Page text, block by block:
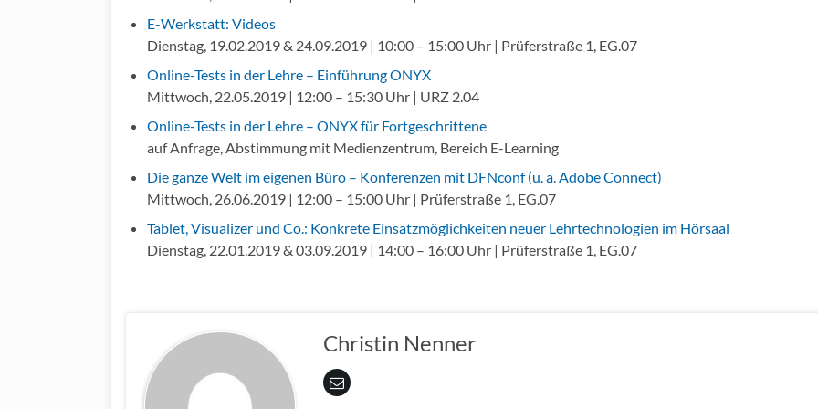
E-Werkstatt: Videos
Dienstag, 19.02.2019 & 24.09.2019 | 10:00 – 15:00 Uhr | Prüferstraße 1, EG.07
Online-Tests in der Lehre – Einführung ONYX
Mittwoch, 22.05.2019 | 12:00 – 15:30 Uhr | URZ 2.04
Online-Tests in der Lehre – ONYX für Fortgeschrittene
auf Anfrage, Abstimmung mit Medienzentrum, Bereich E-Learning
Die ganze Welt im eigenen Büro – Konferenzen mit DFNconf (u. a. Adobe Connect)
Mittwoch, 26.06.2019 | 12:00 – 15:00 Uhr | Prüferstraße 1, EG.07
Tablet, Visualizer und Co.: Konkrete Einsatzmöglichkeiten neuer Lehrtechnologien im Hörsaal
Dienstag, 22.01.2019 & 03.09.2019 | 14:00 – 16:00 Uhr | Prüferstraße 1, EG.07
Christin Nenner